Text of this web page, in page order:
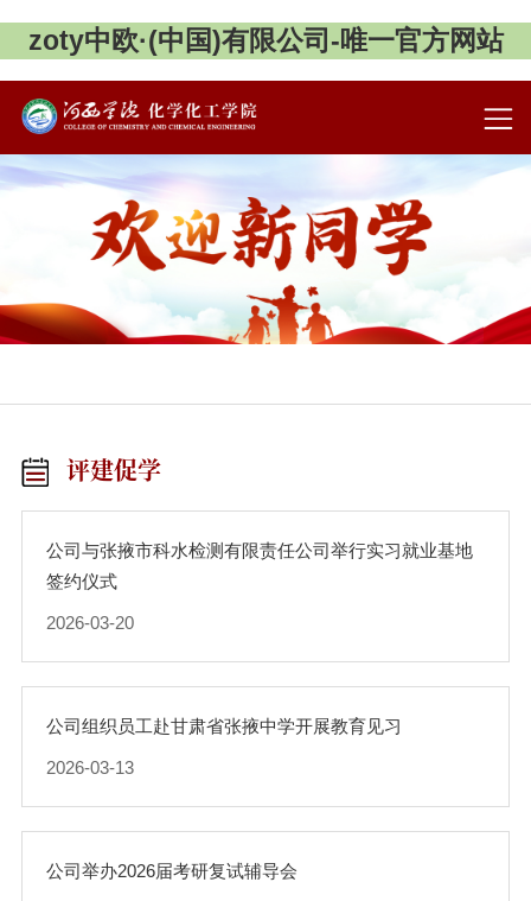
zoty中欧·(中国)有限公司-唯一官方网站
评建促学
公司与张掖市科水检测有限责任公司举行实习就业基地
签约仪式
2026-03-20
公司组织员工赴甘肃省张掖中学开展教育见习
2026-03-13
公司举办2026届考研复试辅导会